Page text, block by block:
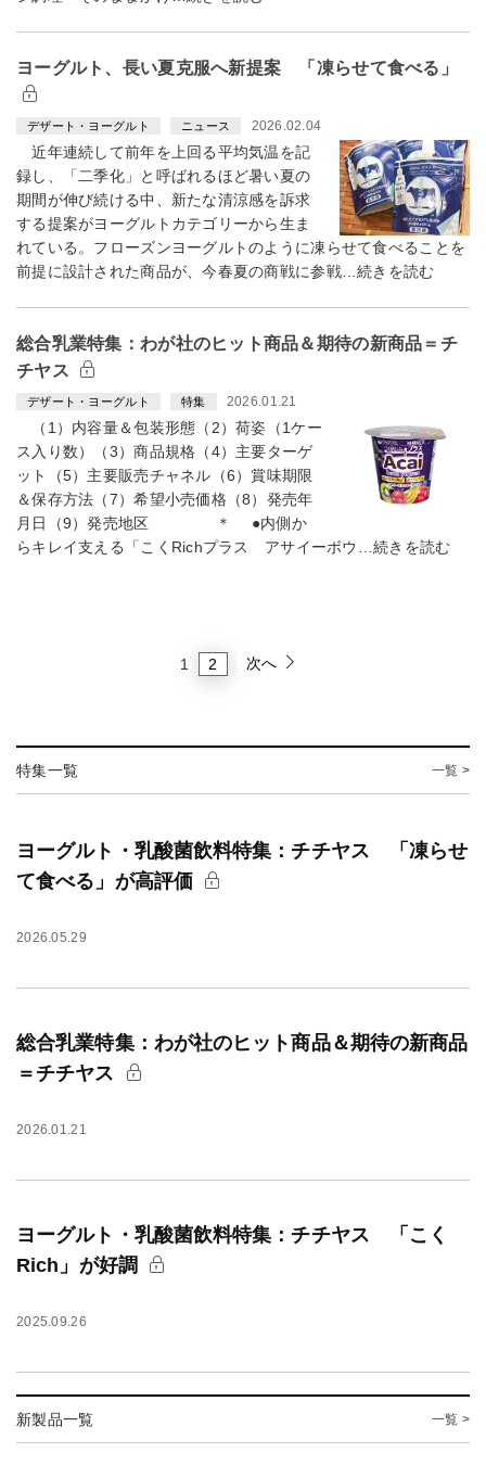
ヨーグルト、長い夏克服へ新提案 「凍らせて食べる」
デザート・ヨーグルト ニュース 2026.02.04
近年連続して前年を上回る平均気温を記
録し、「二季化」と呼ばれるほど暑い夏の
期間が伸び続ける中、新たな清涼感を訴求
する提案がヨーグルトカテゴリーから生ま
れている。フローズンヨーグルトのように凍らせて食べることを
前提に設計された商品が、今春夏の商戦に参戦…続きを読む
総合乳業特集：わが社のヒット商品＆期待の新商品＝チ
チヤス
デザート・ヨーグルト 特集 2026.01.21
（1）内容量＆包装形態（2）荷姿（1ケー
ス入り数）（3）商品規格（4）主要ターゲ
ット（5）主要販売チャネル（6）賞味期限
＆保存方法（7）希望小売価格（8）発売年
月日（9）発売地区 ＊ ●内側か
らキレイ支える「こくRichプラス アサイーボウ…続きを読む
1 2 次へ
特集一覧 一覧 >
ヨーグルト・乳酸菌飲料特集：チチヤス 「凍らせ
て食べる」が高評価
2026.05.29
総合乳業特集：わが社のヒット商品＆期待の新商品
＝チチヤス
2026.01.21
ヨーグルト・乳酸菌飲料特集：チチヤス 「こく
Rich」が好調
2025.09.26
新製品一覧 一覧 >